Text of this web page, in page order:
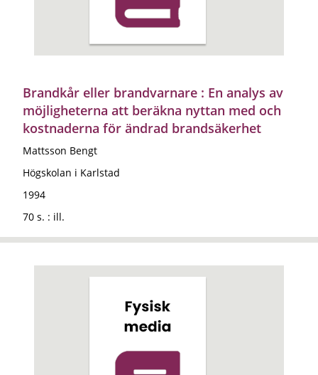
Brandkår eller brandvarnare : En analys av
möjligheterna att beräkna nyttan med och
kostnaderna för ändrad brandsäkerhet
Mattsson Bengt
Högskolan i Karlstad
1994
70 s. : ill.